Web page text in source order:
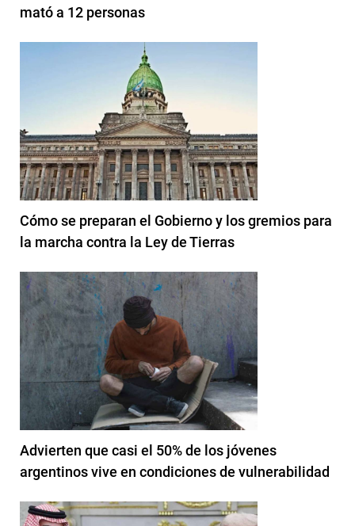
mató a 12 personas
Cómo se preparan el Gobierno y los gremios para
la marcha contra la Ley de Tierras
Advierten que casi el 50% de los jóvenes
argentinos vive en condiciones de vulnerabilidad